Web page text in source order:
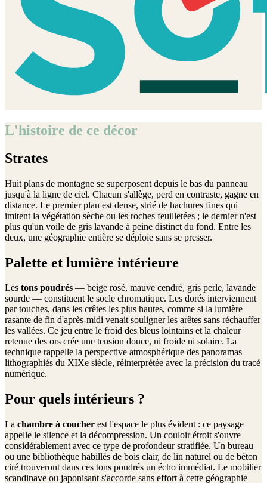
L'histoire de ce décor
Strates
Huit plans de montagne se superposent depuis le bas du panneau
jusqu'à la ligne de ciel. Chacun s'allège, perd en contraste, gagne en
distance. Le premier plan est dense, strié de hachures fines qui
imitent la végétation sèche ou les roches feuilletées ; le dernier n'est
plus qu'un voile de gris lavande à peine distinct du fond. Entre les
deux, une géographie entière se déploie sans se presser.
Palette et lumière intérieure
Les tons poudrés — beige rosé, mauve cendré, gris perle, lavande
sourde — constituent le socle chromatique. Les dorés interviennent
par touches, dans les crêtes les plus hautes, comme si la lumière
rasante de fin d'après-midi venait souligner les arêtes sans réchauffer
les vallées. Ce jeu entre le froid des bleus lointains et la chaleur
retenue des ors crée une tension douce, ni froide ni solaire. La
technique rappelle la perspective atmosphérique des panoramas
lithographiés du XIXe siècle, réinterprétée avec la précision du tracé
numérique.
Pour quels intérieurs ?
La chambre à coucher est l'espace le plus évident : ce paysage
appelle le silence et la décompression. Un couloir étroit s'ouvre
considérablement avec ce type de profondeur stratifiée. Un bureau
ou une bibliothèque habillés de bois clair, de lin naturel ou de béton
ciré trouveront dans ces tons poudrés un écho immédiat. Le mobilier
scandinave ou japonisant s'accorde sans effort à cette géographie